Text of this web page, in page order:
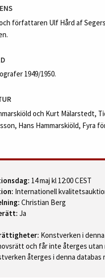
författaren Ulf Hård af
1949/1950.
och Kurt Mälarstedt,
Hans Hammarskiöld, Fyra
14 maj kl 12:00 CEST
Internationell
Christian Berg
Ja
Konstverken i
och får inte återges
återges i denna databas